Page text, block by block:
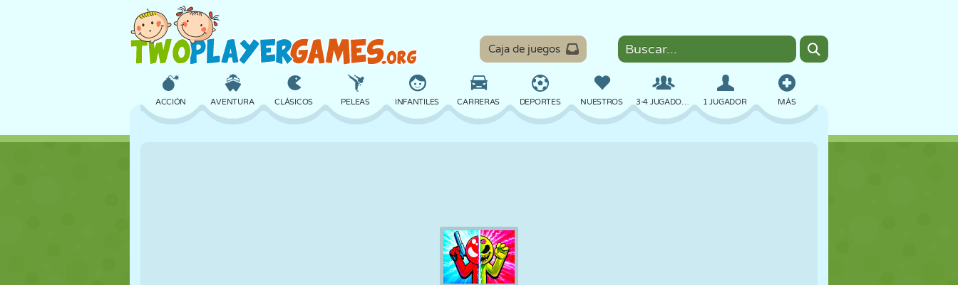
Caja de juegos
MÁS
ACCIÓN AVENTURA CLÁSICOS PELEAS INFANTILES CARRERAS DEPORTES NUESTROS 3-4 JUGADORES 1 JUGADOR
MONSTRUOS